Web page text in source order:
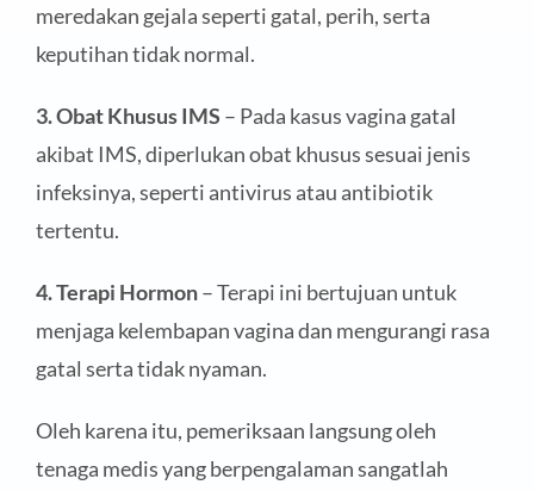
meredakan gejala seperti gatal, perih, serta
keputihan tidak normal.
3. Obat Khusus IMS – Pada kasus vagina gatal
akibat IMS, diperlukan obat khusus sesuai jenis
infeksinya, seperti antivirus atau antibiotik
tertentu.
4. Terapi Hormon– Terapi ini bertujuan untuk
menjaga kelembapan vagina dan mengurangi rasa
gatal serta tidak nyaman.
Oleh karena itu, pemeriksaan langsung oleh
tenaga medis yang berpengalaman sangatlah